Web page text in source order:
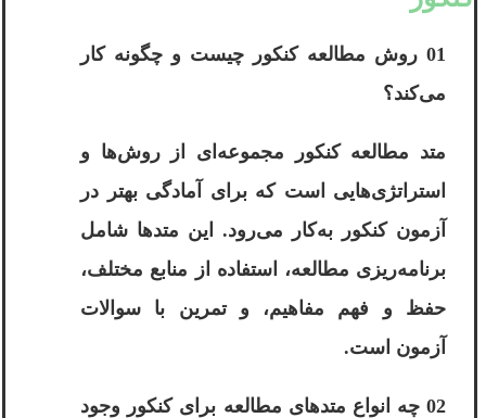
01 روش مطالعه کنکور چیست و چگونه کار
می‌کند؟
متد مطالعه کنکور مجموعه‌ای از روش‌ها و
استراتژی‌هایی است که برای آمادگی بهتر در
آزمون کنکور به‌کار می‌رود. این متدها شامل
برنامه‌ریزی مطالعه، استفاده از منابع مختلف،
حفظ و فهم مفاهیم، و تمرین با سوالات
آزمون است.
02 چه انواع متدهای مطالعه برای کنکور وجود